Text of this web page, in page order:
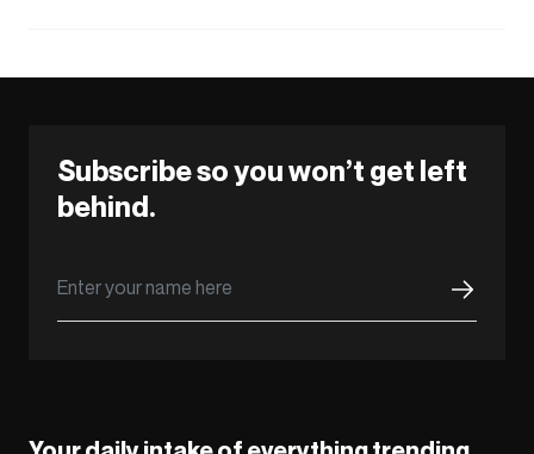
Subscribe so you won’t get left
behind.